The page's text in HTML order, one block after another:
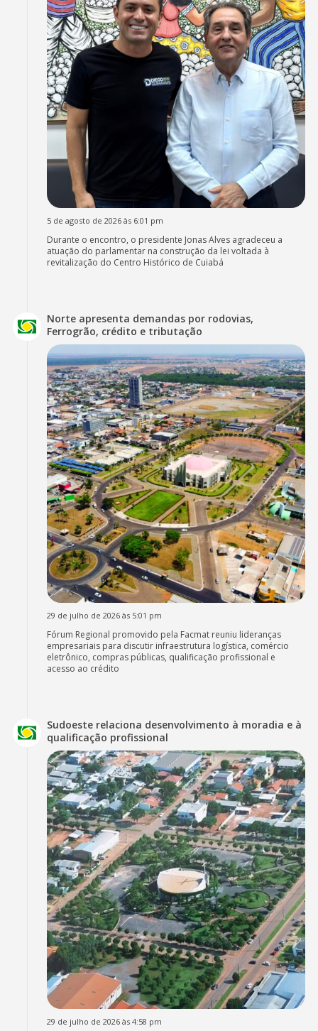
5 de agosto de 2026 às 6:01 pm
Durante o encontro, o presidente Jonas Alves agradeceu a
atuação do parlamentar na construção da lei voltada à
revitalização do Centro Histórico de Cuiabá
Norte apresenta demandas por rodovias,
Ferrogrão, crédito e tributação
29 de julho de 2026 às 5:01 pm
Fórum Regional promovido pela Facmat reuniu lideranças
empresariais para discutir infraestrutura logística, comércio
eletrônico, compras públicas, qualificação profissional e
acesso ao crédito
Sudoeste relaciona desenvolvimento à moradia e à
qualificação profissional
29 de julho de 2026 às 4:58 pm